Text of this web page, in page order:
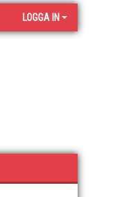
LOGGA IN